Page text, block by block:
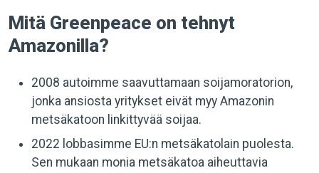
Mitä Greenpeace on tehnyt
Amazonilla?
2008 autoimme saavuttamaan soijamoratorion,
jonka ansiosta yritykset eivät myy Amazonin
metsäkatoon linkittyvää soijaa.
2022 lobbasimme EU:n metsäkatolain puolesta.
Sen mukaan monia metsäkatoa aiheuttavia